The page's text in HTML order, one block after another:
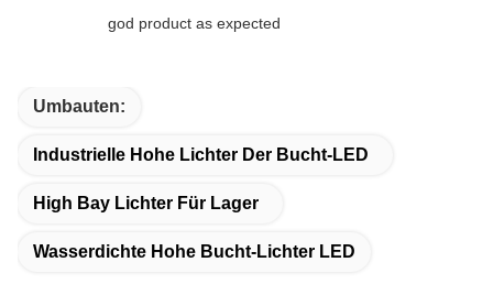
god product as expected
Umbauten:
Industrielle Hohe Lichter Der Bucht-LED
High Bay Lichter Für Lager
Wasserdichte Hohe Bucht-Lichter LED